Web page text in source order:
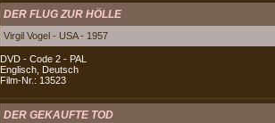
DER FLUG ZUR HÖLLE
Virgil Vogel - USA - 1957
DVD - Code 2 - PAL
Englisch, Deutsch
Film-Nr.: 13523
DER GEKAUFTE TOD